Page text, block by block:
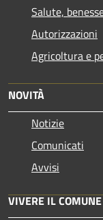
Salute,
Autorizzazioni
Agricoltura e
NOVITÀ
Notizie
Comunicati
Avvisi
VIVERE IL COMUNE